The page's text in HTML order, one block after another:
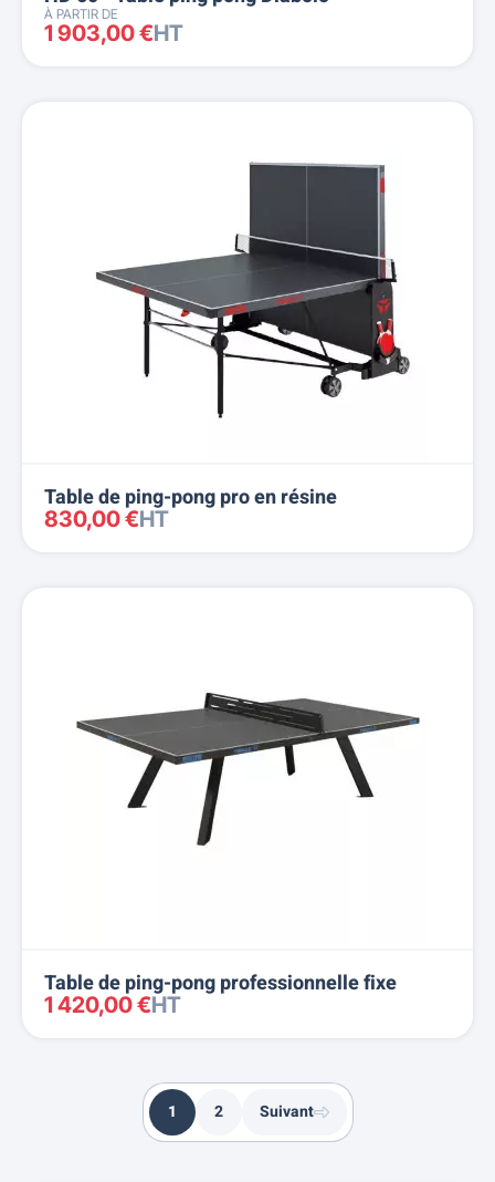
À PARTIR DE
1 903,00 €HT
Table de ping-pong pro en résine
830,00 €HT
Table de ping-pong professionnelle fixe
1 420,00 €HT
1 2 Suivant